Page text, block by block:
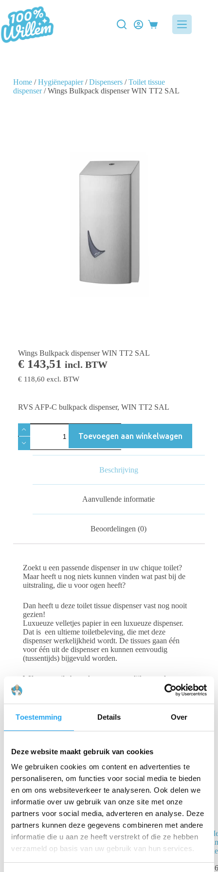
Toestemming Details Over
Deze website maakt gebruik van cookies
We gebruiken cookies om content en advertenties te
personaliseren, om functies voor social media te bieden
en om ons websiteverkeer te analyseren. Ook delen we
informatie over uw gebruik van onze site met onze
partners voor social media, adverteren en analyse. Deze
partners kunnen deze gegevens combineren met andere
informatie die u aan ze heeft verstrekt of die ze hebben
verzameld op basis van uw gebruik van hun services.
Home/Hygiënepapier/Dispensers/Toilet tissue
dispenser/ Wings Bulkpack dispenser WIN TT2 SAL
Wings Bulkpack dispenser WIN TT2 SAL
€143,51 incl. BTW
€118,60 excl. BTW
RVS AFP-C bulkpack dispenser, WIN TT2 SAL
Toevoegen aan winkelwagen
Beschrijving
Aanvullende informatie
Beoordelingen (0)
Zoekt u een passende dispenser in uw chique toilet?
Maar heeft u nog niets kunnen vinden wat past bij de
uitstraling, die u voor ogen heeft?
Dan heeft u deze toilet tissue dispenser vast nog nooit
gezien!
Luxueuze velletjes papier in een luxueuze dispenser.
Dat is een ultieme toiletbeleving, die met deze
dispenser werkelijkheid wordt. De tissues gaan één
voor één uit de dispenser en kunnen eenvoudig
(tussentijds) bijgevuld worden.
Wilt u uw toiletbezoekers een vorstelijk gevoel geven,
Gerelateerde producten
Mediclinics –
2rolshouder wit
PR2784
€96,70 incl.